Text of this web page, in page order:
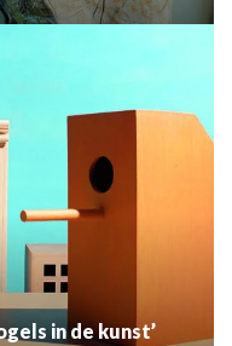
in de kunst’